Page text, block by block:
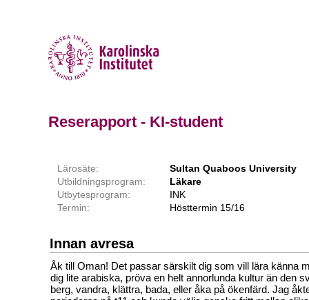
Reserapport - KI-student
Lärosäte:
Sultan Quaboos University
Utbildningsprogram:
Läkare
Utbytesprogram:
INK
Termin:
Hösttermin 15/16
Innan avresa
Åk till Oman! Det passar särskilt dig som vill lära känna
dig lite arabiska, pröva en helt annorlunda kultur än den
berg, vandra, klättra, bada, eller åka på ökenfärd. Jag